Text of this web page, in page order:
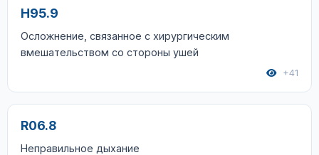
H95.9
Осложнение, связанное с хирургическим
вмешательством со стороны ушей
+41
R06.8
Неправильное дыхание